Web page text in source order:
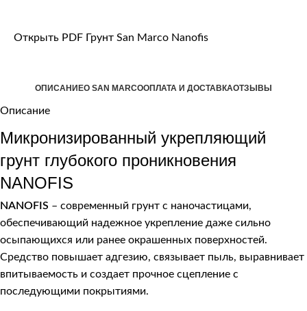
Открыть PDF Грунт San Marco Nanofis
ОПИСАНИЕО SAN MARCOОПЛАТА И ДОСТАВКАОТЗЫВЫ
Описание
Микронизированный укрепляющий
грунт глубокого проникновения
NANOFIS
NANOFIS – современный грунт с наночастицами,
обеспечивающий надежное укрепление даже сильно
осыпающихся или ранее окрашенных поверхностей.
Средство повышает адгезию, связывает пыль, выравнивает
впитываемость и создает прочное сцепление с
последующими покрытиями.